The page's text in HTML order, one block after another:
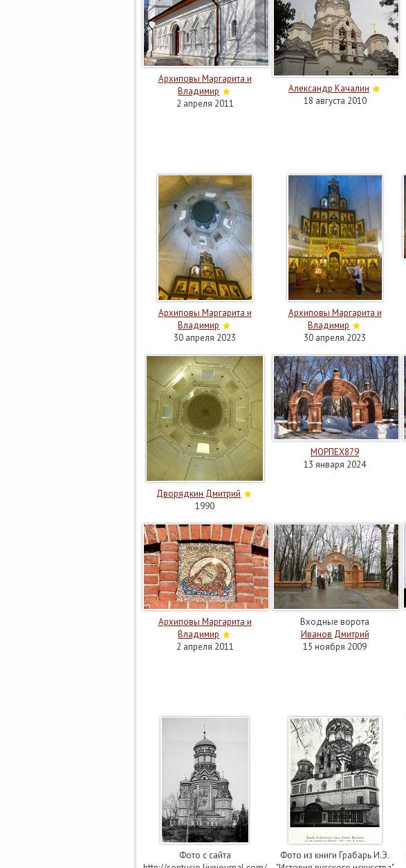
Архиповы Маргарита и
Владимир
2 апреля 2011
Александр Качалин
18 августа 2010
Архиповы Маргарита и
Владимир
30 апреля 2023
Архиповы Маргарита и
Владимир
30 апреля 2023
Дворядкин Дмитрий
1990
МОРПЕХ879
13 января 2024
Архиповы Маргарита и
Владимир
2 апреля 2011
Входные ворота
Иванов Дмитрий
15 ноября 2009
Фото с сайта
Фото из книги Грабарь И.Э.